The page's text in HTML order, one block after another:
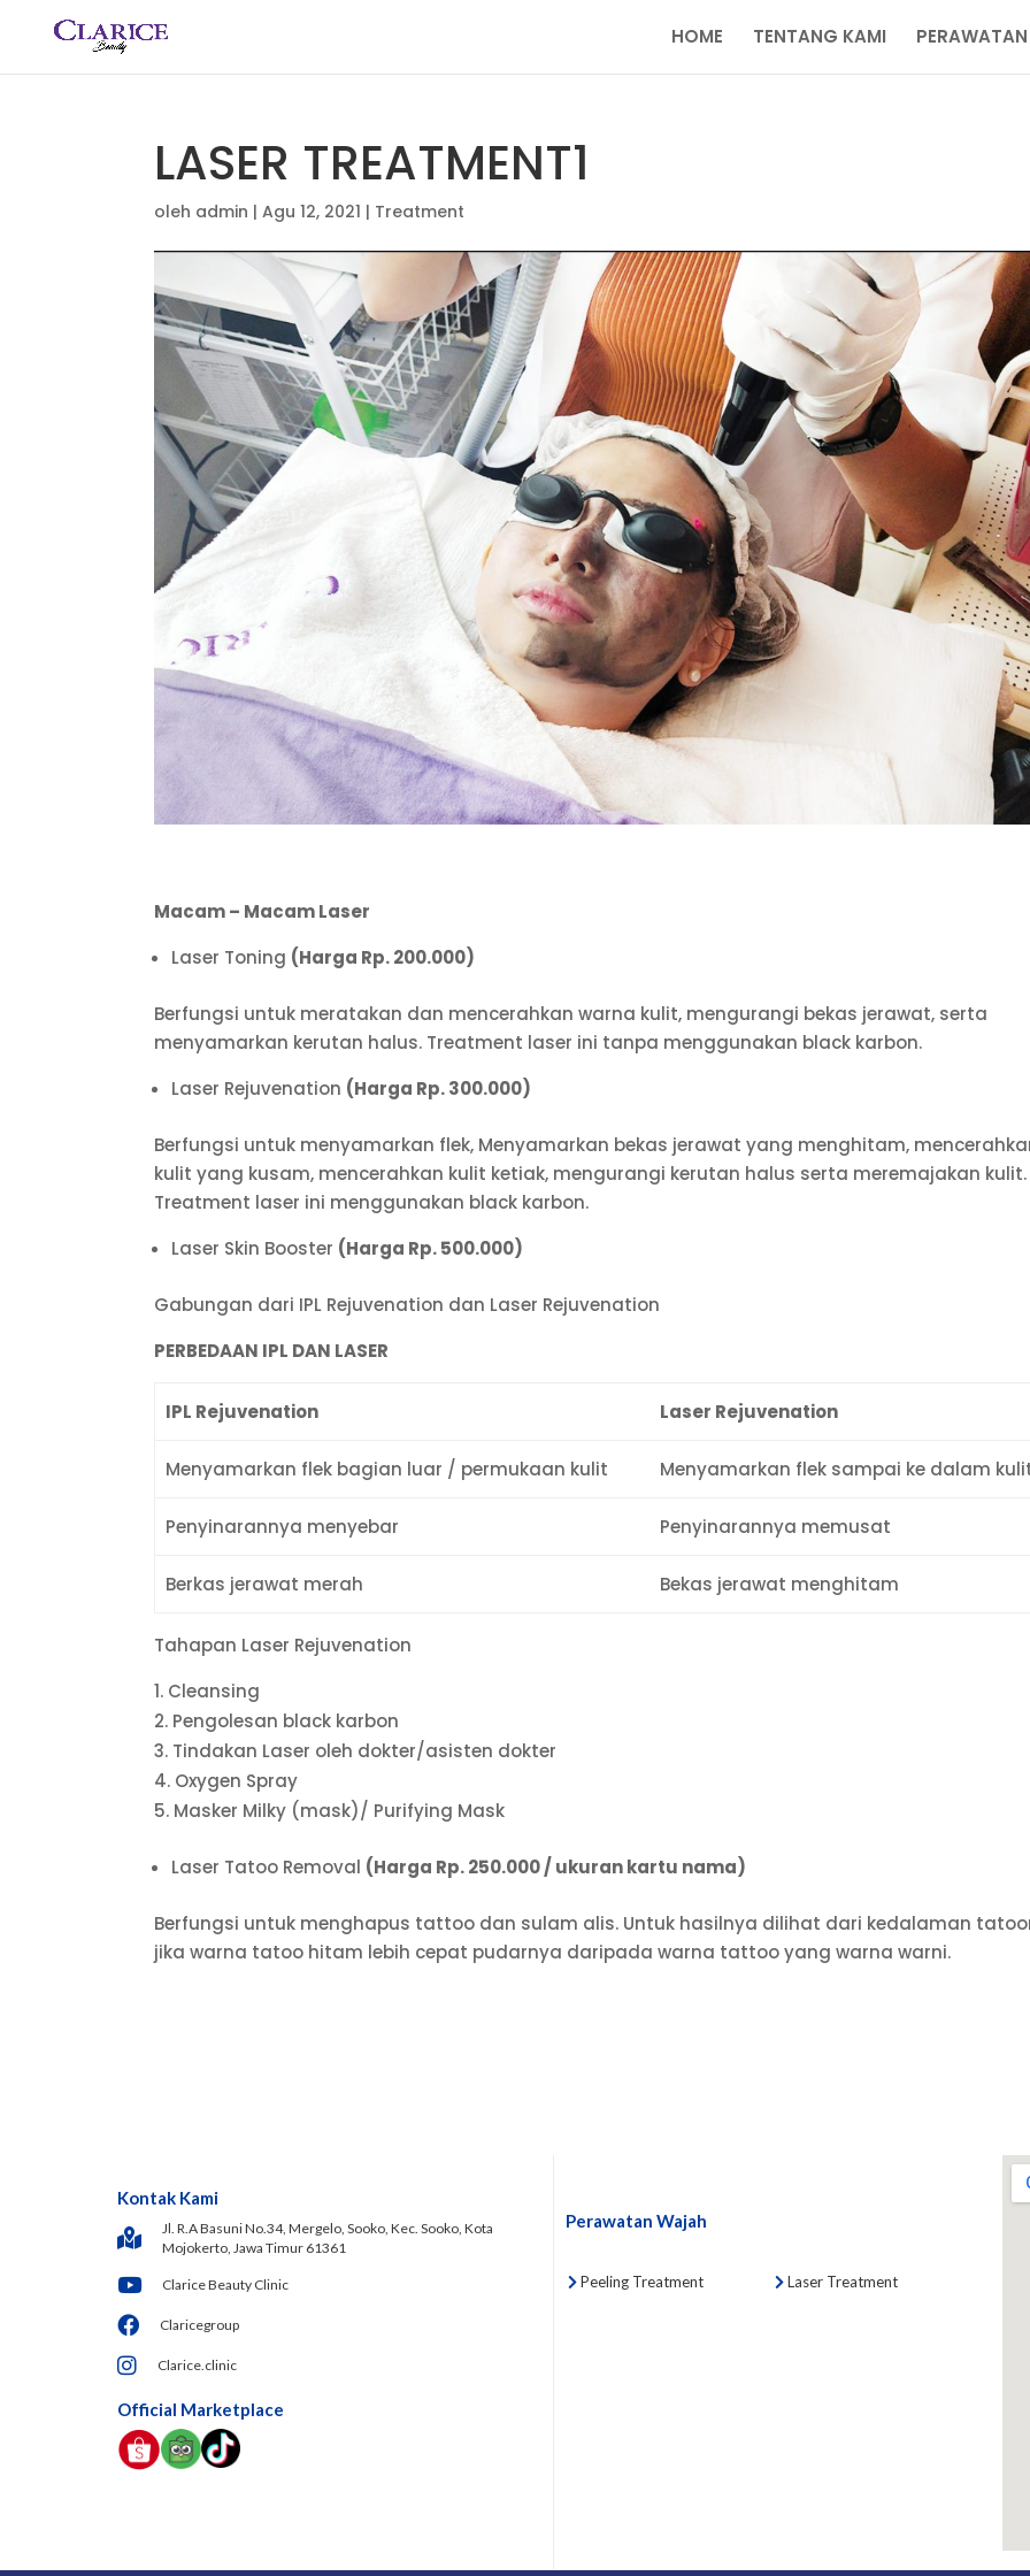
HOME TENTANG KAMI PERAWATAN
LASER TREATMENT1
oleh admin |Agu 12, 2021 | Treatment
Macam – Macam Laser
Laser Toning (Harga Rp. 200.000)
Berfungsi untuk meratakan dan mencerahkan warna kulit, mengurangi bekas jerawat, serta
menyamarkan kerutan halus. Treatment laser ini tanpa menggunakan black karbon.
Laser Rejuvenation (Harga Rp. 300.000)
Berfungsi untuk menyamarkan flek, Menyamarkan bekas jerawat yang menghitam,
kulit yang kusam, mencerahkan kulit ketiak, mengurangi kerutan halus serta meremajakan kulit.
Treatment laser ini menggunakan black karbon.
Laser Skin Booster (Harga Rp. 500.000)
Gabungan dari IPL Rejuvenation dan Laser Rejuvenation
PERBEDAAN IPL DAN LASER
IPL Rejuvenation Laser Rejuvenation
Menyamarkan flek bagian luar / permukaan kulit Menyamarkan flek sampai ke dalam
Penyinarannya menyebar Penyinarannya memusat
Berkas jerawat merah Bekas jerawat menghitam
Tahapan Laser Rejuvenation
Cleansing
Pengolesan black karbon
Tindakan Laser oleh dokter/asisten dokter
Oxygen Spray
Masker Milky (mask)/ Purifying Mask
Laser Tatoo Removal (Harga Rp. 250.000 / ukuran kartu nama)
Berfungsi untuk menghapus tattoo dan sulam alis. Untuk hasilnya dilihat dari kedalaman
jika warna tatoo hitam lebih cepat pudarnya daripada warna tattoo yang warna warni.
Kontak Kami
Jl. R.A Basuni No.34, Mergelo, Sooko, Kec. Sooko, Kota
Mojokerto, Jawa Timur 61361
Clarice Beauty Clinic
Claricegroup
Clarice.clinic
Official Marketplace
Perawatan Wajah
Peeling Treatment Laser Treatment